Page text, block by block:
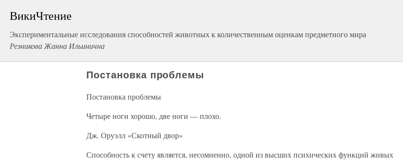
ВикиЧтение
Экспериментальные исследования способностей животных к количественным оценкам предметного мира
Резникова Жанна Ильинична
Постановка проблемы
Постановка проблемы
Четыре ноги хорошо, две ноги — плохо.
Дж. Оруэлл «Скотный двор»
Способность к счету является, несомненно, одной из высших психических функций живых